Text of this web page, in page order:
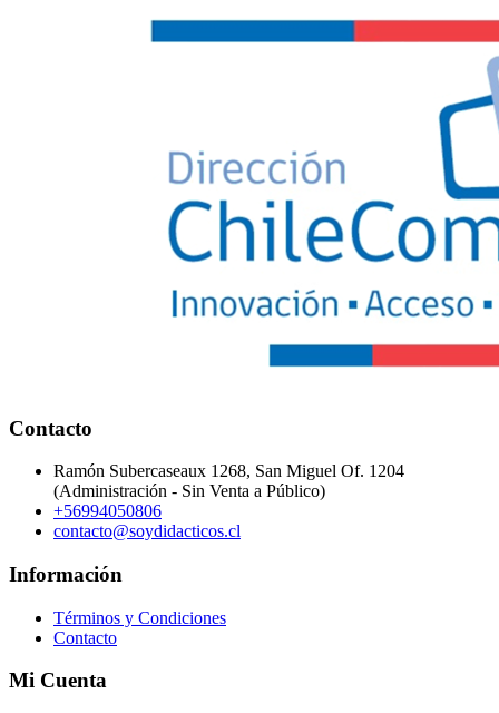
Contacto
Ramón Subercaseaux 1268, San Miguel Of. 1204
(Administración - Sin Venta a Público)
+56994050806
contacto@soydidacticos.cl
Información
Términos y Condiciones
Contacto
Mi Cuenta